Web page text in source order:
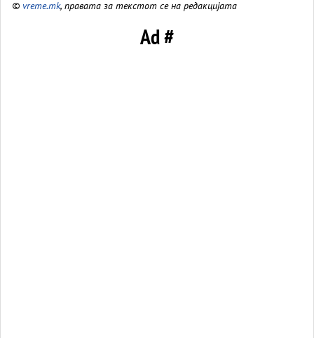
шемата за измама со
© vreme.mk, правата за текстот се на редакцијата
Ad #